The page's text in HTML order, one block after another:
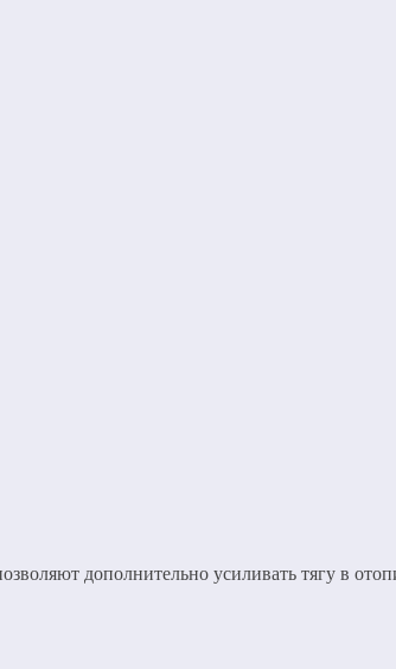
дополнительно усиливать тягу в